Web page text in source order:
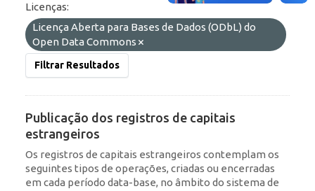
Licenças:
Licença Aberta para Bases de Dados (ODbL) do
Open Data Commons
Filtrar Resultados
Publicação dos registros de capitais
estrangeiros
Os registros de capitais estrangeiros contemplam os
seguintes tipos de operações, criadas ou encerradas
em cada período data-base, no âmbito do sistema de